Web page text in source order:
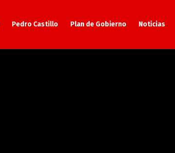
Pedro Castillo Plan de Gobierno Noticias